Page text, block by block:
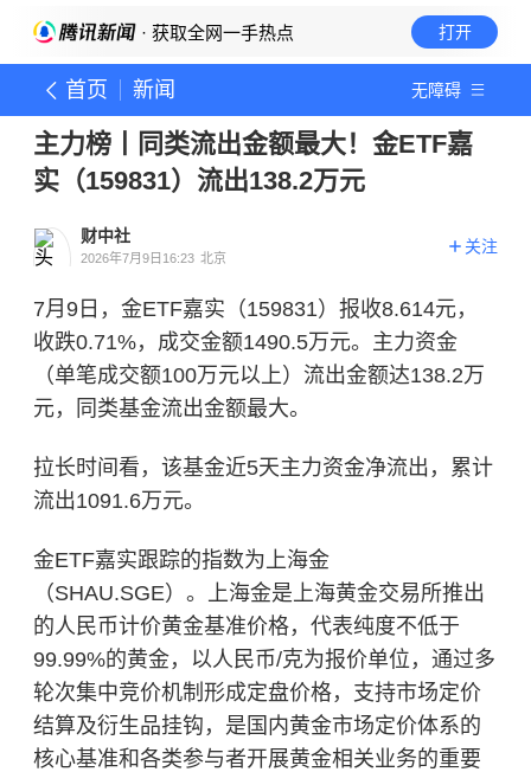
· 获取全网一手热点 打开
首页 新闻 无障碍
主力榜丨同类流出金额最大！金ETF嘉
实（159831）流出138.2万元
财中社
2026年7月9日16:23 北京
关注
7月9日，金ETF嘉实（159831）报收8.614元，
收跌0.71%，成交金额1490.5万元。主力资金
（单笔成交额100万元以上）流出金额达138.2万
元，同类基金流出金额最大。
拉长时间看，该基金近5天主力资金净流出，累计
流出1091.6万元。
金ETF嘉实跟踪的指数为上海金
（SHAU.SGE）。上海金是上海黄金交易所推出
的人民币计价黄金基准价格，代表纯度不低于
99.99%的黄金，以人民币/克为报价单位，通过多
轮次集中竞价机制形成定盘价格，支持市场定价
结算及衍生品挂钩，是国内黄金市场定价体系的
核心基准和各类参与者开展黄金相关业务的重要